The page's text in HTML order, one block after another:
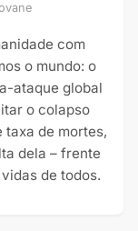
com
o mundo: o
ataque global
o colapso
taxa de mortes,
dela – frente
de todos.